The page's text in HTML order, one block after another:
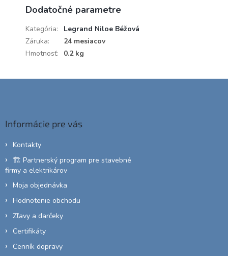
Dodatočné parametre
Kategória:
Legrand Niloe Béžová
Záruka:
24 mesiacov
Hmotnosť: 0.2 kg
Informácie pre vás
Kontakty
🏗️ Partnerský program pre stavebné
firmy a elektrikárov
Moja objednávka
Hodnotenie obchodu
Zľavy a darčeky
Certifikáty
Cenník dopravy